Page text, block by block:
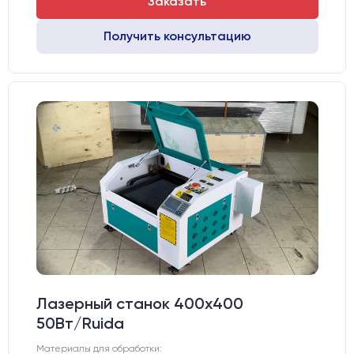
Получить консультацию
Лазерный станок 400х400
50Вт/Ruida
Материалы для обработки: